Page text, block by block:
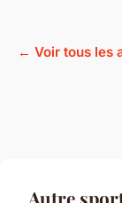
← Voir tous les
Autre